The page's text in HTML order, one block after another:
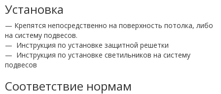
Установка
— Крепятся непосредственно на поверхность потолка, либо
на систему подвесов.
— Инструкция по установке защитной решетки
— Инструкция по установке светильников на систему
подвесов
Соответствие нормам